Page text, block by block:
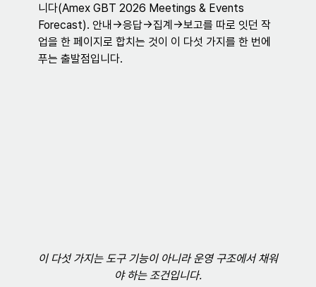
니다(Amex GBT 2026 Meetings & Events
Forecast). 안내→응답→집계→보고를 따로 잇던 작
업을 한 페이지로 합치는 것이 이 다섯 가지를 한 번에
푸는 출발점입니다.
이 다섯 가지는 도구 기능이 아니라 운영 구조에서 채워
야 하는 조건입니다.